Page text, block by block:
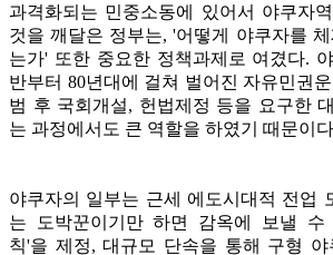
과격화되는 민중소동에 있어서 야쿠자
것을 깨달은 정부는, '어떻게 야쿠자를
는가' 또한 중요한 정책과제로 여겼다.
반부터 80년대에 걸쳐 벌어진 자유민권
범 후 국회개설, 헌법제정 등을 요구한
는 과정에서도 큰 역할을 하였기 때문이
야쿠자의 일부는 근세 에도시대적 전업
는 도박꾼이기만 하면 감옥에 보낼 수
칙'을 제정,대규모 단속을 통해 구형 야